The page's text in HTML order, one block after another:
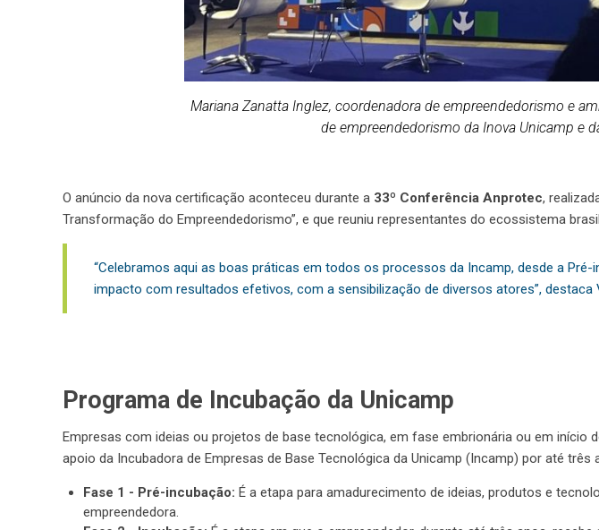
Mariana Zanatta Inglez, coordenadora de empreendedorismo e
de empreendedorismo da Inova Unicamp e
O anúncio da nova certificação aconteceu durante a 33º Conferência Anprotec,
Transformação do Empreendedorismo”, e que reuniu representantes do ecossistema
“Celebramos aqui as boas práticas em todos os processos da Incamp, desde a
impacto com resultados efetivos, com a sensibilização de diversos atores”,
Programa de Incubação da Unicamp
Empresas com ideias ou projetos de base tecnológica, em fase embrionária ou em
apoio da Incubadora de Empresas de Base Tecnológica da Unicamp (Incamp) por até três
Fase 1 - Pré-incubação: É a etapa para amadurecimento de ideias, produtos e
empreendedora.